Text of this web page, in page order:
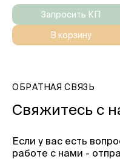
Запросить КП
В корзину
ОБРАТНАЯ СВЯЗЬ
Свяжитесь с
Если у вас есть
работе с нами -